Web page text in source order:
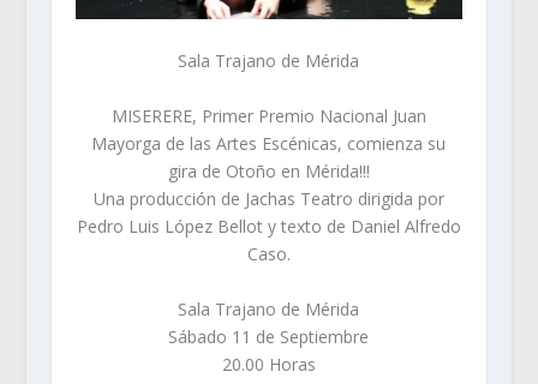
Sala Trajano de Mérida
MISERERE, Primer Premio Nacional Juan
Mayorga de las Artes Escénicas, comienza su
gira de Otoño en Mérida!!!
Una producción de Jachas Teatro dirigida por
Pedro Luis López Bellot y texto de Daniel Alfredo
Caso.
Sala Trajano de Mérida
Sábado 11 de Septiembre
20.00 Horas